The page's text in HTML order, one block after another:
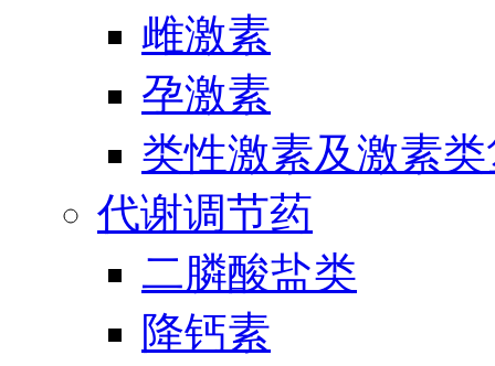
雌激素
孕激素
类性激素及激素
代谢调节药
二膦酸盐类
降钙素